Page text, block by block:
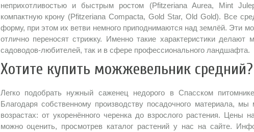
неприхотливостью и быстрым ростом (Pfitzeriana Aurea, Mint
компактную крону (Pfitzeriana Compacta, Gold Star, Old Gold). Все
форму, при этом их ветви немного приподнимаются над землёй. Эти
отлично переносят стрижку. Именно такие характеристики
садоводов-любителей, так и в сфере профессионального ландшафта.
Хотите купить можжевельник средний?
Легко подобрать нужный саженец недорого в Спасском
Благодаря собственному производству посадочного материала,
возрастах: от укоренённого черенка до взрослого растения. Цены
можно оценить, просмотрев каталог растений у нас на сайте.